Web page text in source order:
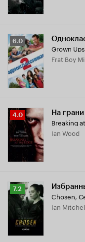
Рейтинг
Кинопоиска
6.0
6.0
Grown
Frat Boy
Рейтинг
Кинопоиска
4.0
4.0 На
Breaking
Ian Wood
Рейтинг
Кинопоиска
7.2
7.2
Chosen,
Ian